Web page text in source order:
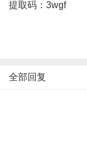
提取码：3wgf
全部回复